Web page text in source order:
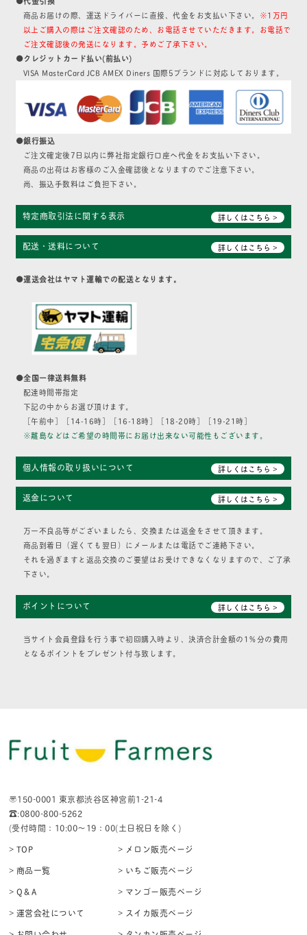
商品お届けの際、運送ドライバーに直接、代金をお支払い下さい。 ※1万円
以上ご購入の際はご注文確認のため、お電話させていただきます。お電話で
ご注文確認後の発送になります。予めご了承下さい。
●クレジットカード払い(前払い)
VISA MasterCard JCB AMEX Diners 国際5ブランドに対応しております。
●銀行振込
ご注文確定後7日以内に弊社指定銀行口座へ代金をお支払い下さい。
商品の出荷はお客様のご入金確認後となりますのでご注意下さい。
尚、振込手数料はご負担下さい。
特定商取引法に関する表示 詳しくはこちら >
配送・送料について 詳しくはこちら >
●運送会社はヤマト運輸での配送となります。
●全国一律送料無料
配達時間帯指定
下記の中からお選び頂けます。
［午前中］［14-16時］［16-18時］［18-20時］［19-21時］
※離島などはご希望の時間帯にお届け出来ない可能性もございます。
個人情報の取り扱いについて 詳しくはこちら >
返金について 詳しくはこちら >
万一不良品等がございましたら、交換または返金をさせて頂きます。
商品到着日（遅くても翌日）にメールまたは電話でご連絡下さい。
それを過ぎますと返品交換のご要望はお受けできなくなりますので、ご了承
下さい。
ポイントについて 詳しくはこちら >
当サイト会員登録を行う事で初回購入時より、決済合計金額の1％分の費用
となるポイントをプレゼント付与致します。
〒150-0001 東京都渋谷区神宮前1-21-4
☎:0800-800-5262
(受付時間：10:00〜19：00(土日祝日を除く)
> TOP
> 商品一覧
> Q＆A
> 運営会社について
> メロン販売ページ
> いちご販売ページ
> マンゴー販売ページ
> スイカ販売ページ